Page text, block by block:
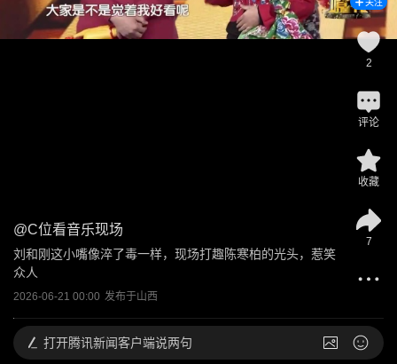
@C位看音乐现场
刘和刚这小嘴像淬了毒一样，现场打趣陈寒柏的光头，惹笑
众人
2026-06-21 00:00 发布于山西
2
评论
收藏
7
打开腾讯新闻客户端说两句